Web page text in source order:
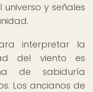
y señales
interpretar la
del viento es
de sabiduría
Los ancianos de